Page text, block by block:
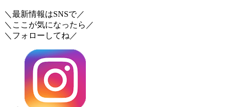
＼最新情報はSNSで／
＼ここが気になったら／
＼フォローしてね／